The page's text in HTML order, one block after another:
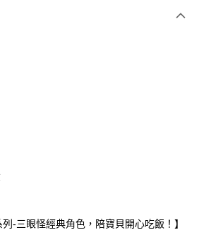
列-三眼怪經典角色，陪寶貝開心吃飯！】